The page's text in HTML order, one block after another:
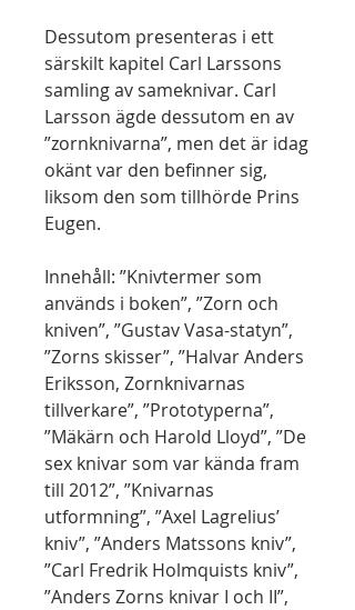
Dessutom presenteras i ett
särskilt kapitel Carl Larssons
samling av sameknivar. Carl
Larsson ägde dessutom en av
”zornknivarna”, men det är idag
okänt var den befinner sig,
liksom den som tillhörde Prins
Eugen.
Innehåll: ”Knivtermer som
används i boken”, ”Zorn och
kniven”, ”Gustav Vasa-statyn”,
”Zorns skisser”, ”Halvar Anders
Eriksson, Zornknivarnas
tillverkare”, ”Prototyperna”,
”Mäkärn och Harold Lloyd”, ”De
sex knivar som var kända fram
till 2012”, ”Knivarnas
utformning”, ”Axel Lagrelius’
kniv”, ”Anders Matssons kniv”,
”Carl Fredrik Holmquists kniv”,
”Anders Zorns knivar I och II”,